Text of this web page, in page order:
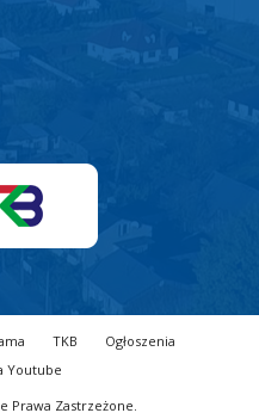
TKB
Ogłoszenia
Youtube
Prawa Zastrzeżone.